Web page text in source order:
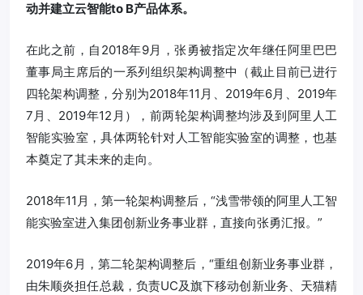
动并建立云智能to B产品体系。
在此之前，自2018年9月，张勇被指定次年继任阿里巴巴
董事局主席后的一系列组织架构调整中（截止目前已进行
四轮架构调整，分别为2018年11月、2019年6月、2019年
7月、2019年12月），前两轮架构调整均涉及到阿里人工
智能实验室，具体两轮针对人工智能实验室的调整，也基
本奠定了其未来的走向。
2018年11月，第一轮架构调整后，“浅雪带领的阿里人工智
能实验室进入集团创新业务事业群，直接向张勇汇报。”
2019年6月，第二轮架构调整后，“重组创新业务事业群，
由朱顺炎担任总裁，负责UC及旗下移动创新业务、天猫精